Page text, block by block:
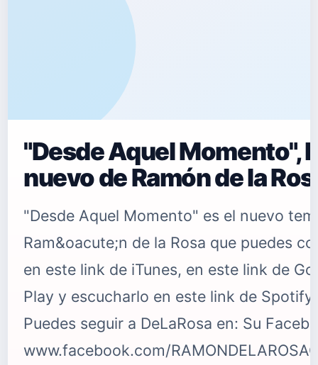
"Desde Aquel Momento",
nuevo de Ramón de la
"Desde Aquel Momento" es el nuevo
Ram&oacute;n de la Rosa que puedes
en este link de iTunes, en este link de
Play y escucharlo en este link de Spotify.
Puedes seguir a DeLaRosa en: Su
www.facebook.com/